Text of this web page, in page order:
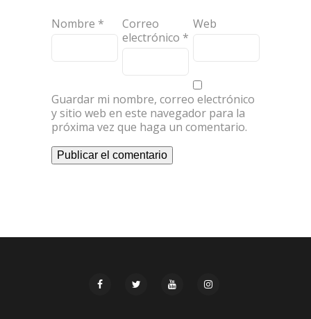
Nombre *
Correo
electrónico *
Web
Guardar mi nombre, correo electrónico
y sitio web en este navegador para la
próxima vez que haga un comentario.